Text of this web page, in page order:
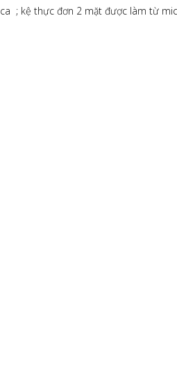
; kệ thực đơn 2 mặt được làm từ